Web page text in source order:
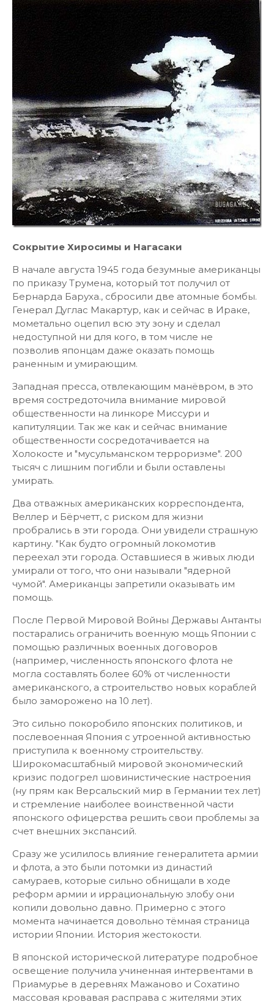
Сокрытие Хиросимы и Нагасаки
В начале августа 1945 года безумные американцы
по приказу Трумена, который тот получил от
Бернарда Баруха., сбросили две атомные бомбы.
Генерал Дуглас Макартур, как и сейчас в Ираке,
мометально оцепил всю эту зону и сделал
недоступной ни для кого, в том числе не
позволив японцам даже оказать помощь
раненным и умирающим.
Западная пресса, отвлекающим манёвром, в это
время состредоточила внимание мировой
общественности на линкоре Миссури и
капитуляции. Так же как и сейчас внимание
общественности сосредотачивается на
Холокосте и "мусульманском терроризме". 200
тысяч с лишним погибли и были оставлены
умирать.
Два отважных американских корреспондента,
Веллер и Бёрчетт, с риском для жизни
пробрались в эти города. Они увидели страшную
картину. "Как будто огромный локомотив
переехал эти города. Оставшиеся в живых люди
умирали от того, что они называли "ядерной
чумой". Американцы запретили оказывать им
помощь.
После Первой Мировой Войны Державы Антанты
постарались ограничить военную мощь Японии с
помощью различных военных договоров
(например, численность японского флота не
могла составлять более 60% от численности
американского, а строительство новых кораблей
было заморожено на 10 лет).
Это сильно покоробило японских политиков, и
послевоенная Япония с утроенной активностью
приступила к военному строительству.
Широкомасштабный мировой экономический
кризис подогрел шовинистические настроения
(ну прям как Версальский мир в Германии тех лет)
и стремление наиболее воинственной части
японского офицерства решить свои проблемы за
счет внешних экспансий.
Сразу же усилилось влияние генералитета армии
и флота, а это были потомки из династий
самураев, которые сильно обнищали в ходе
реформ армии и иррациональную злобу они
копили довольно давно. Примерно с этого
момента начинается довольно тёмная страница
истории Японии. История жестокости.
В японской исторической литературе подробное
освещение получила учиненная интервентами в
Приамурье в деревнях Мажаново и Сохатино
массовая кровавая расправа с жителями этих